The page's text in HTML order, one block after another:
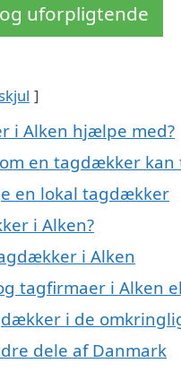
uforpligtende
i Alken hjælpe med?
en tagdækker kan
en lokal tagdækker
i Alken?
i Alken
tagfirmaer i Alken
i de
dele af Danmark